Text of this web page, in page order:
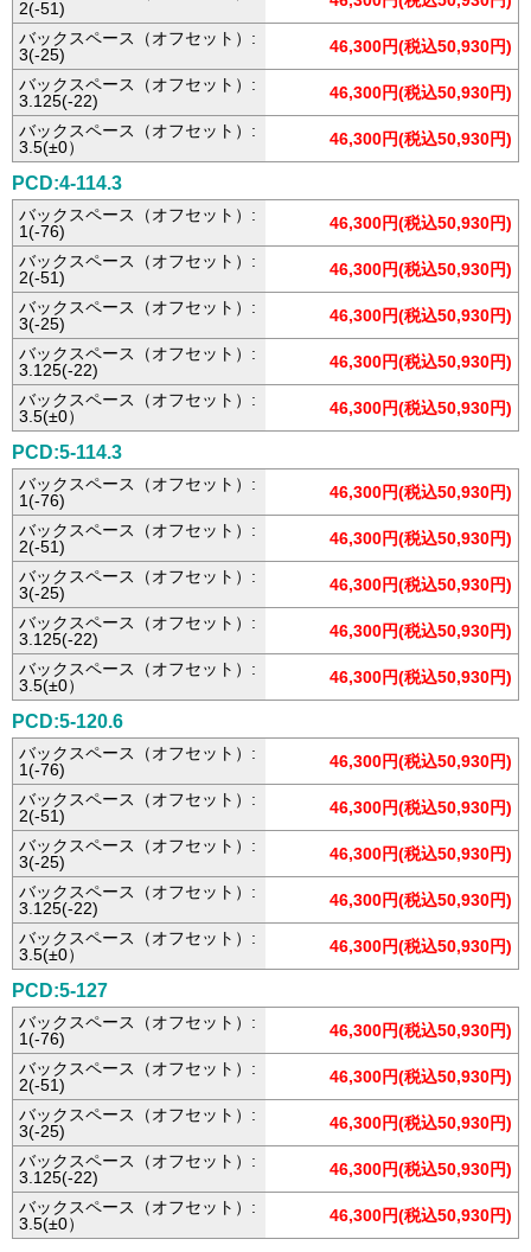
2(-51)
バックスペース（オフセット）:
3(-25)
46,300円(税込50,930円)
バックスペース（オフセット）:
3.125(-22)
46,300円(税込50,930円)
バックスペース（オフセット）:
3.5(±0）
46,300円(税込50,930円)
PCD:4-114.3
バックスペース（オフセット）:
1(-76)
46,300円(税込50,930円)
バックスペース（オフセット）:
2(-51)
46,300円(税込50,930円)
バックスペース（オフセット）:
3(-25)
46,300円(税込50,930円)
バックスペース（オフセット）:
3.125(-22)
46,300円(税込50,930円)
バックスペース（オフセット）:
3.5(±0）
46,300円(税込50,930円)
PCD:5-114.3
バックスペース（オフセット）:
1(-76)
46,300円(税込50,930円)
バックスペース（オフセット）:
2(-51)
46,300円(税込50,930円)
バックスペース（オフセット）:
3(-25)
46,300円(税込50,930円)
バックスペース（オフセット）:
3.125(-22)
46,300円(税込50,930円)
バックスペース（オフセット）:
3.5(±0）
46,300円(税込50,930円)
PCD:5-120.6
バックスペース（オフセット）:
1(-76)
46,300円(税込50,930円)
バックスペース（オフセット）:
2(-51)
46,300円(税込50,930円)
バックスペース（オフセット）:
3(-25)
46,300円(税込50,930円)
バックスペース（オフセット）:
3.125(-22)
46,300円(税込50,930円)
バックスペース（オフセット）:
3.5(±0）
46,300円(税込50,930円)
PCD:5-127
バックスペース（オフセット）:
1(-76)
46,300円(税込50,930円)
バックスペース（オフセット）:
2(-51)
46,300円(税込50,930円)
バックスペース（オフセット）:
3(-25)
46,300円(税込50,930円)
バックスペース（オフセット）:
3.125(-22)
46,300円(税込50,930円)
バックスペース（オフセット）:
3.5(±0）
46,300円(税込50,930円)